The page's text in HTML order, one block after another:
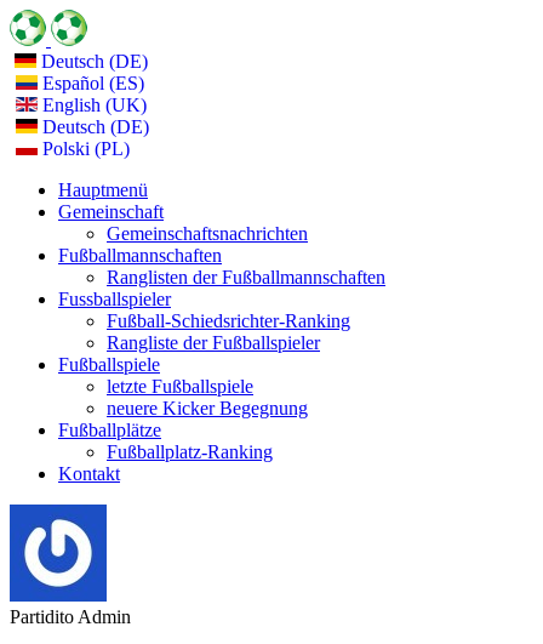
Deutsch (DE)
Español (ES)
English (UK)
Deutsch (DE)
Polski (PL)
Hauptmenü
Gemeinschaft
Gemeinschaftsnachrichten
Fußballmannschaften
Ranglisten der Fußballmannschaften
Fussballspieler
Fußball-Schiedsrichter-Ranking
Rangliste der Fußballspieler
Fußballspiele
letzte Fußballspiele
neuere Kicker Begegnung
Fußballplätze
Fußballplatz-Ranking
Kontakt
Partidito Admin